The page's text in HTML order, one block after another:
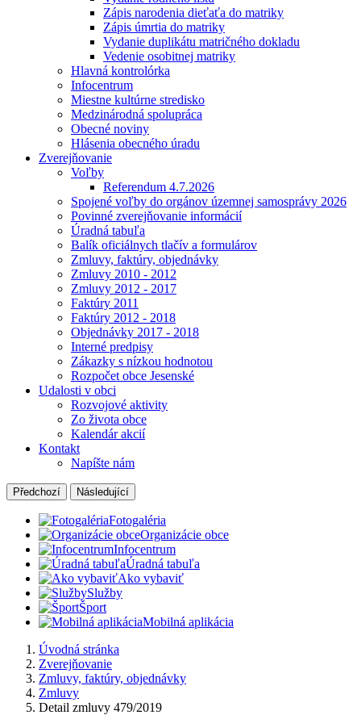
Zápis narodenia dieťaťa do matriky
Zápis úmrtia do matriky
Vydanie duplikátu matričného dokladu
Vedenie osobitnej matriky
Hlavná kontrolórka
Infocentrum
Miestne kultúrne stredisko
Medzinárodná spolupráca
Obecné noviny
Hlásenia obecného úradu
Zverejňovanie
Voľby
Referendum 4.7.2026
Spojené voľby do orgánov územnej samosprávy 2026
Povinné zverejňovanie informácií
Úradná tabuľa
Balík oficiálnych tlačív a formulárov
Zmluvy, faktúry, objednávky
Zmluvy 2010 - 2012
Zmluvy 2012 - 2017
Faktúry 2011
Faktúry 2012 - 2018
Objednávky 2017 - 2018
Interné predpisy
Zákazky s nízkou hodnotou
Rozpočet obce Jesenské
Udalosti v obci
Rozvojové aktivity
Zo života obce
Kalendár akcií
Kontakt
Napíšte nám
Předchozí Následující
Fotogaléria
Organizácie obce
Infocentrum
Úradná tabuľa
Ako vybaviť
Služby
Šport
Mobilná aplikácia
Úvodná stránka
Zverejňovanie
Zmluvy, faktúry, objednávky
Zmluvy
Detail zmluvy 479/2019